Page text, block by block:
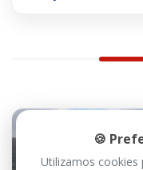
🍪
Utilizamos cookies